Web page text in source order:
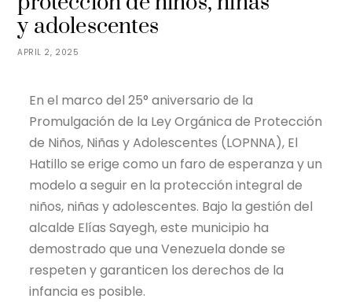
APRIL 2, 2025
y adolescentes
En el marco del 25° aniversario de la
Promulgación de la Ley Orgánica de Protección
de Niños, Niñas y Adolescentes (LOPNNA), El
Hatillo se erige como un faro de esperanza y un
modelo a seguir en la protección integral de
niños, niñas y adolescentes. Bajo la gestión del
alcalde Elías Sayegh, este municipio ha
demostrado que una Venezuela donde se
respeten y garanticen los derechos de la
infancia es posible.